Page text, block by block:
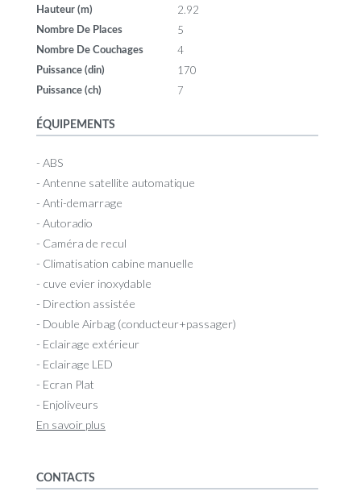
Hauteur (m) 2.92
Nombre De Places 5
Nombre De Couchages 4
Puissance (din) 170
Puissance (ch) 7
ÉQUIPEMENTS
- ABS
- Antenne satellite automatique
- Anti-demarrage
- Autoradio
- Caméra de recul
- Climatisation cabine manuelle
- cuve evier inoxydable
- Direction assistée
- Double Airbag (conducteur+passager)
- Eclairage extérieur
- Eclairage LED
- Ecran Plat
- Enjoliveurs
En savoir plus
CONTACTS